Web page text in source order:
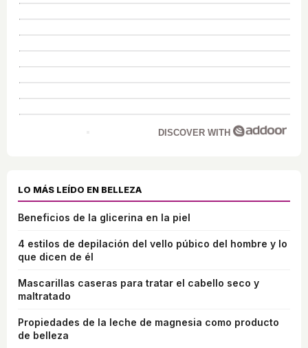
DISCOVER WITH
LO MÁS LEÍDO EN BELLEZA
Beneficios de la glicerina en la piel
4 estilos de depilación del vello púbico del hombre y lo
que dicen de él
Mascarillas caseras para tratar el cabello seco y
maltratado
Propiedades de la leche de magnesia como producto
de belleza